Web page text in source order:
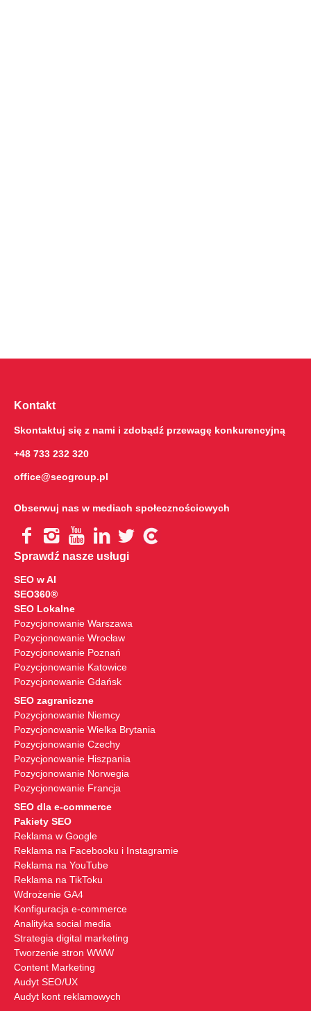
Kontakt
Skontaktuj się z nami i zdobądź przewagę konkurencyjną
+48 733 232 320
office@seogroup.pl
Obserwuj nas w mediach społecznościowych
Sprawdź nasze usługi
SEO w AI
SEO360®
SEO Lokalne
Pozycjonowanie Warszawa
Pozycjonowanie Wrocław
Pozycjonowanie Poznań
Pozycjonowanie Katowice
Pozycjonowanie Gdańsk
SEO zagraniczne
Pozycjonowanie Niemcy
Pozycjonowanie Wielka Brytania
Pozycjonowanie Czechy
Pozycjonowanie Hiszpania
Pozycjonowanie Norwegia
Pozycjonowanie Francja
SEO dla e-commerce
Pakiety SEO
Reklama w Google
Reklama na Facebooku i Instagramie
Reklama na YouTube
Reklama na TikToku
Wdrożenie GA4
Konfiguracja e-commerce
Analityka social media
Strategia digital marketing
Tworzenie stron WWW
Content Marketing
Audyt SEO/UX
Audyt kont reklamowych